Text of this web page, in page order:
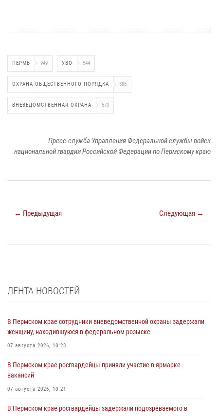
ПЕРМЬ 949 УВО 544
ОХРАНА ОБЩЕСТВЕННОГО ПОРЯДКА 386
ВНЕВЕДОМСТВЕННАЯ ОХРАНА 573
Пресс-служба Управления Федеральной службы войск
национальной гвардии Российской Федерации по Пермскому краю
← Предыдущая Следующая →
ЛЕНТА НОВОСТЕЙ
В Пермском крае сотрудники вневедомственной охраны задержали
женщину, находившуюся в федеральном розыске
07 августа 2026, 10:23
В Пермском крае росгвардейцы приняли участие в ярмарке
вакансий
07 августа 2026, 10:21
В Пермском крае росгвардейцы задержали подозреваемого в